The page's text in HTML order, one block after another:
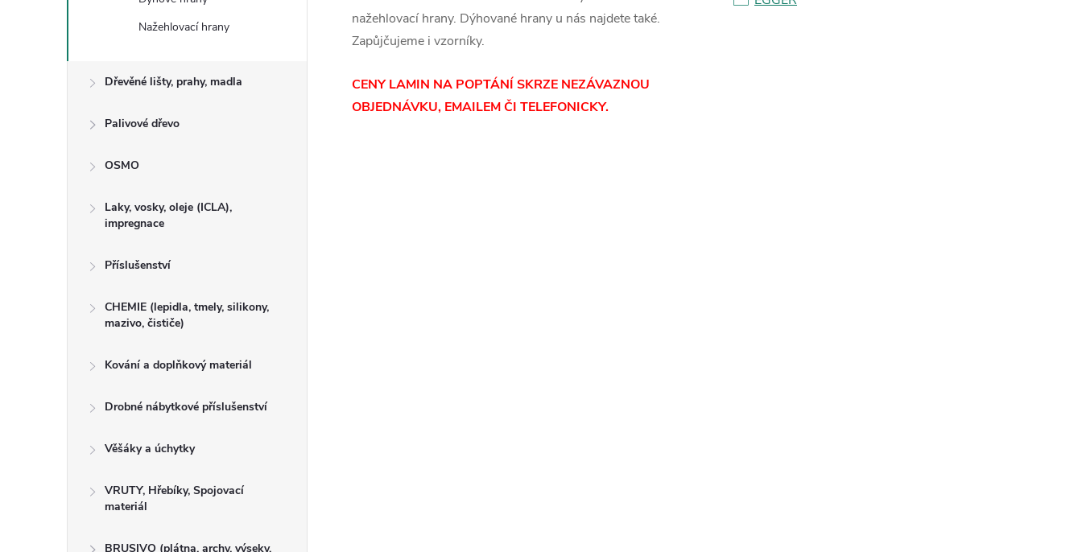
Nažehlovací hrany
Dřevěné lišty, prahy, madla
Palivové dřevo
OSMO
Laky, vosky, oleje (ICLA),
impregnace
Příslušenství
CHEMIE (lepidla, tmely, silikony,
mazivo, čističe)
Kování a doplňkový materiál
Drobné nábytkové příslušenství
Věšáky a úchytky
VRUTY, Hřebíky, Spojovací
materiál
BRUSIVO (plátna, archy, výseky,
nažehlovací hrany. Dýhované hrany u nás najdete také.
Zapůjčujeme i vzorníky.
CENY LAMIN NA POPTÁNÍ SKRZE NEZÁVAZNOU
OBJEDNÁVKU, EMAILEM ČI TELEFONICKY.